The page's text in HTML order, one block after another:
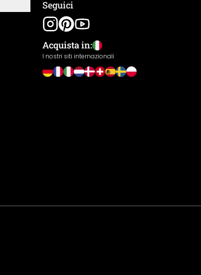
Seguici
Acquista in:
I nostri siti internazionali